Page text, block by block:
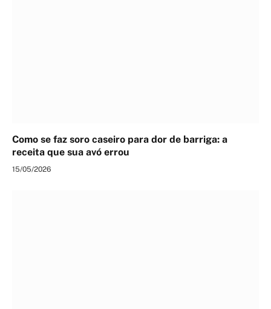
Como se faz soro caseiro para dor de barriga: a
receita que sua avó errou
15/05/2026